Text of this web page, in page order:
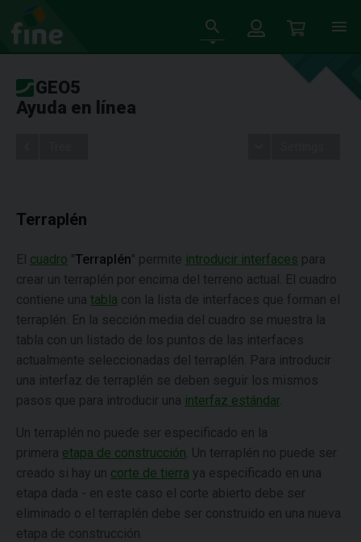
GEO5
Ayuda en línea
Terraplén
El cuadro "Terraplén" permite introducir interfaces para
crear un terraplén por encima del terreno actual. El cuadro
contiene una tabla con la lista de interfaces que forman el
terraplén. En la sección media del cuadro se muestra la
tabla con un listado de los puntos de las interfaces
actualmente seleccionadas del terraplén. Para introducir
una interfaz de terraplén se deben seguir los mismos
pasos que para introducir una interfaz estándar.
Un terraplén no puede ser especificado en la
primera etapa de construcción . Un terraplén no puede ser
creado si hay un corte de tierra ya especificado en una
etapa dada - en este caso el corte abierto debe ser
eliminado o el terraplén debe ser construido en una nueva
etapa de construcción.